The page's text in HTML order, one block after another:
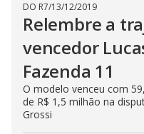
DO R7/13/12/2019
Relembre a
vencedor
Fazenda 11
O modelo venceu com
de R$ 1,5 milhão na
Grossi